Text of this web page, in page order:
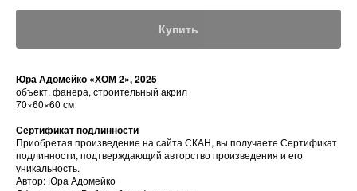
Купить
Юра Адомейко «ХОМ 2», 2025
объект, фанера, строительный акрил
70×60×60 см
Сертификат подлинности
Приобретая произведение на сайта СКАН, вы получаете Сертификат
подлинности, подтверждающий авторство произведения и его
уникальность.
Автор: Юра Адомейко